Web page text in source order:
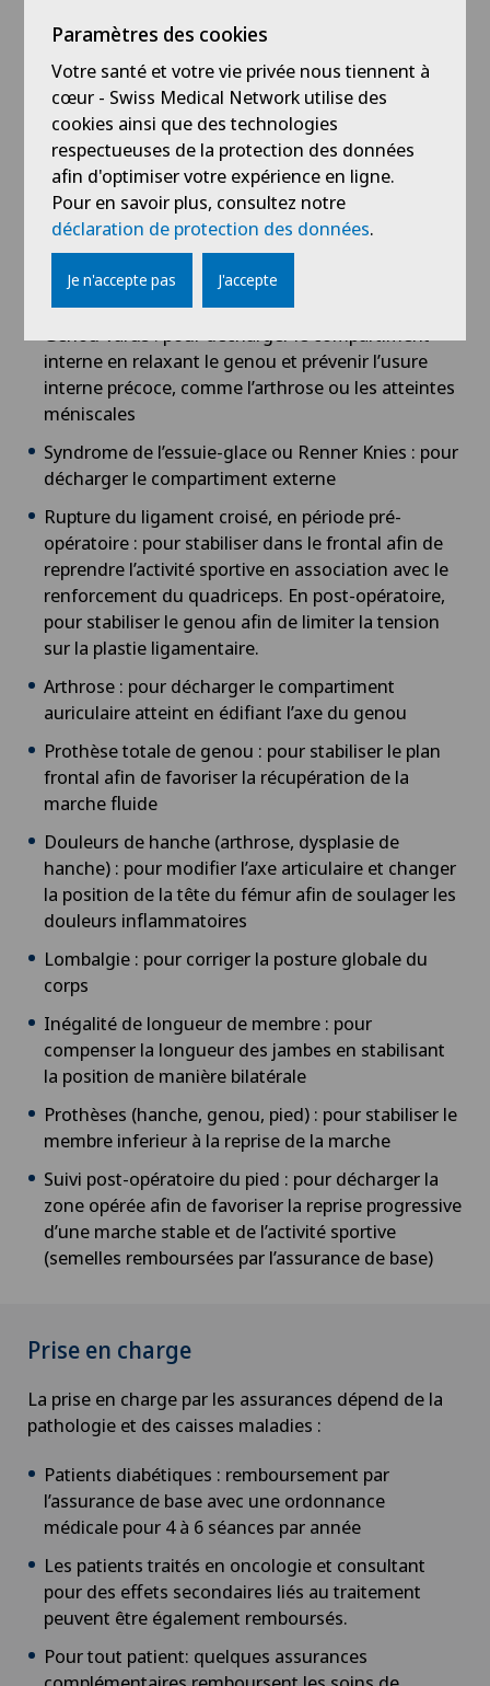
d’arthrose : les supports plantaires permettent de
course ainsi que de prévenir de nouvelles entorses
Entorse de cheville à répétition: lors de lésions
ligamentaires et d’instabilité, la semelle
orthopédique est indiquée pour stabiliser la
cheville à la marche et favoriser la récupération
avec une bonne mobilité suite à une entorse
Les douleurs du genou (gonalgie)
Genou Valgus : pour corriger les jambes en X
Genou Varus : pour décharger le compartiment
interne en relaxant le genou et prévenir l’usure
interne précoce, comme l’arthrose ou les atteintes
méniscales
Syndrome de l’essuie-glace ou Renner Knies : pour
décharger le compartiment externe
Rupture du ligament croisé, en période pré-
opératoire : pour stabiliser dans le frontal afin de
reprendre l’activité sportive en association avec le
renforcement du quadriceps. En post-opératoire,
pour stabiliser le genou afin de limiter la tension
sur la plastie ligamentaire.
Arthrose : pour décharger le compartiment
auriculaire atteint en édifiant l’axe du genou
Prothèse totale de genou : pour stabiliser le plan
frontal afin de favoriser la récupération de la
marche fluide
Douleurs de hanche (arthrose, dysplasie de
hanche) : pour modifier l’axe articulaire et changer
la position de la tête du fémur afin de soulager les
douleurs inflammatoires
Lombalgie : pour corriger la posture globale du
corps
Inégalité de longueur de membre : pour
compenser la longueur des jambes en stabilisant
la position de manière bilatérale
Prothèses (hanche, genou, pied) : pour stabiliser le
membre inferieur à la reprise de la marche
Suivi post-opératoire du pied : pour décharger la
zone opérée afin de favoriser la reprise progressive
d’une marche stable et de l’activité sportive
(semelles remboursées par l’assurance de base)
Prise en charge
La prise en charge par les assurances dépend de la
pathologie et des caisses maladies :
Patients diabétiques : remboursement par
l’assurance de base avec une ordonnance
médicale pour 4 à 6 séances par année
Les patients traités en oncologie et consultant
pour des effets secondaires liés au traitement
peuvent être également remboursés.
Pour tout patient: quelques assurances
Paramètres des cookies
Votre santé et votre vie privée nous tiennent à
cœur - Swiss Medical Network utilise des
cookies ainsi que des technologies
respectueuses de la protection des données
afin d'optimiser votre expérience en ligne.
Pour en savoir plus, consultez notre
déclaration de protection des données.
Je n'accepte pas J'accepte